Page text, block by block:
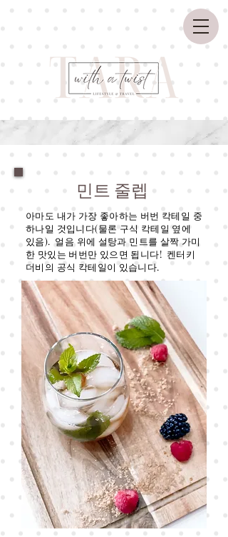
민트 줄렙
아마도 내가 가장 좋아하는 버번 칵테일 중
하나일 것입니다(물론 구식 칵테일 옆에
있음). 얼음 위에 설탕과 민트를 살짝 가미
한 맛있는 버번만 있으면 됩니다! 켄터키
더비의 공식 칵테일이 있습니다.